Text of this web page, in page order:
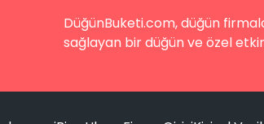
DüğünBuketi.com, düğün
sağlayan bir düğün ve özel